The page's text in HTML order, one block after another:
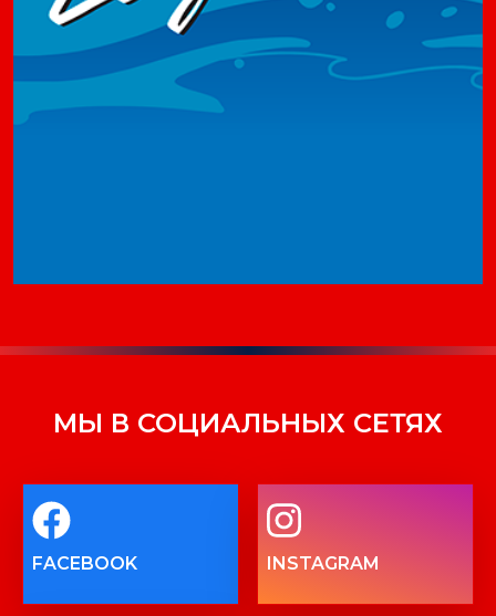
МЫ В СОЦИАЛЬНЫХ СЕТЯХ
FACEBOOK INSTAGRAM